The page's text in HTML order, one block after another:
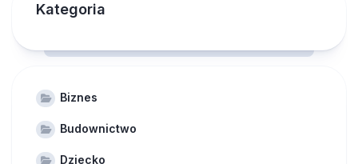
Kategoria
Biznes
Budownictwo
Dziecko